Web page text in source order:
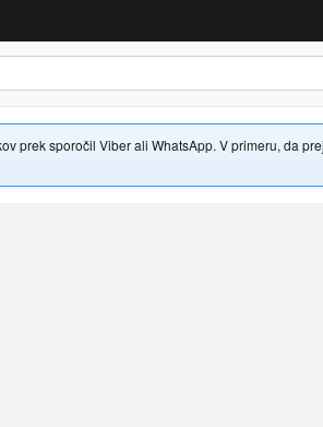
prek sporočil Viber ali WhatsApp. V primeru, da